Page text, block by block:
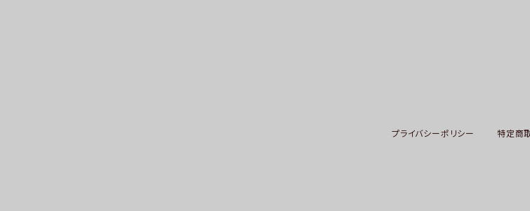
プライバシーポリシー 特定商